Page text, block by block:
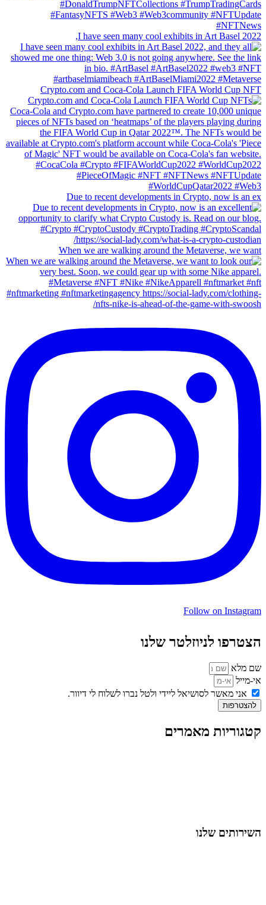
I have seen many cool exhibits in Art Basel 2022,
Crypto.com and Coca-Cola Launch FIFA World Cup NFT
Due to recent developments in Crypto, now is an ex
When we are walking around the Metaverse, we want
Follow on Instagram
הצטרפו לניוזלטר שלנו
שם מלא
אי-מייל
אני מאשר לסושיאל ליידי ולטל נברו לשלוח לי דיוור.
להצטרפות
קטגוריות מאמרים
השירותים שלנו